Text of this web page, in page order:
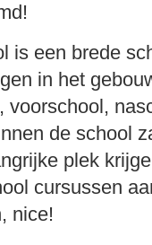
is een brede
in het
voorschool,
de school
plek
cursussen
nice!